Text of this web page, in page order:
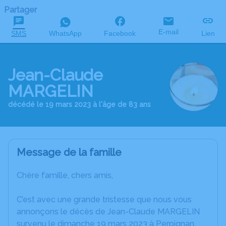
Partager
SMS WhatsApp Facebook E-mail Lien
Jean-Claude
MARGELIN
décédé le 19 mars 2023 à l'âge de 83 ans
Message de la famille
Chère famille, chers amis,
C’est avec une grande tristesse que nous vous
annonçons le décès de Jean-Claude MARGELIN
survenu le dimanche 19 mars 2023 à Perpignan.